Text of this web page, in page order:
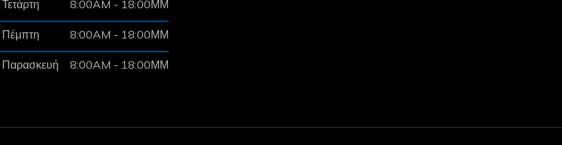
Τετάρτη 8:00AM - 18:00ΜΜ
Πέμπτη 8:00AM - 18:00ΜΜ
Παρασκευή 8:00AM - 18:00ΜΜ